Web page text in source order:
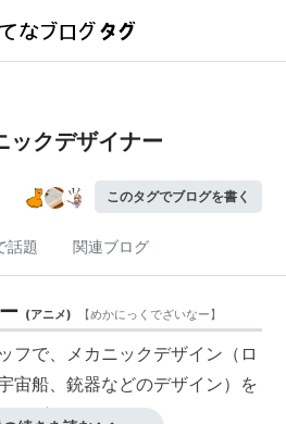
ックデザイナー
このタグでブログを書く
話題 関連ブログ
(アニメ) 【めかにっくでざいなー】
フで、 メカニックデザイン （ロ
宙船、銃器などのデザイン）を
デザイナー。